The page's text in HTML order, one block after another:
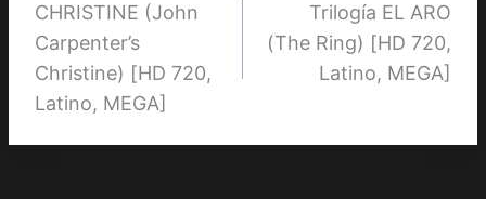
de
entradas
CHRISTINE (John
Carpenter’s
Christine) [HD 720,
Latino, MEGA]
Trilogía EL ARO
(The Ring) [HD 720,
Latino, MEGA]